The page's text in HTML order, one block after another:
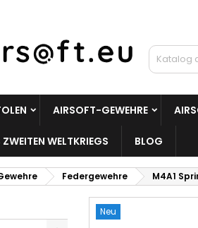
AIRSOFT-GEWEHRE
WELTKRIEGS BLOG
Federgewehre M4A1
Neu